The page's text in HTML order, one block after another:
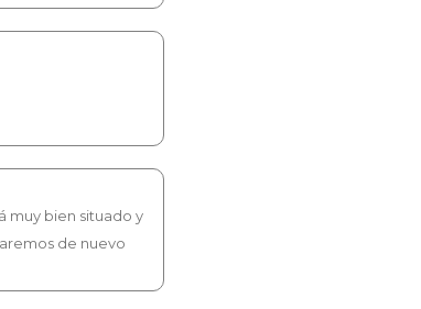
muy bien situado y
de nuevo